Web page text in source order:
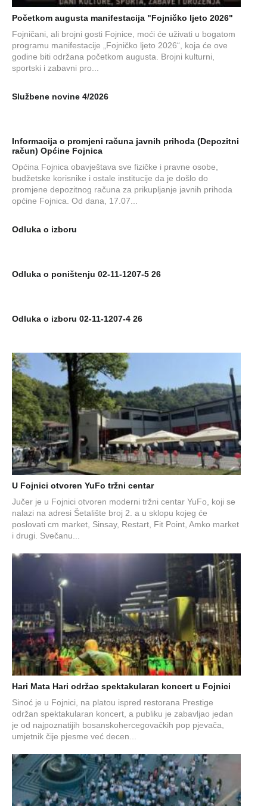
Početkom augusta manifestacija "Fojničko ljeto 2026"
Fojničani, ali brojni gosti Fojnice, moći će uživati u bogatom
programu manifestacije „Fojničko ljeto 2026“, koja će ove
godine biti održana početkom augusta. Brojni kulturni,
sportski i zabavni pro...
Službene novine 4/2026
Informacija o promjeni računa javnih prihoda (Depozitni
račun) Općine Fojnica
Općina Fojnica obavještava sve fizičke i pravne osobe,
budžetske korisnike i ostale institucije da je došlo do
promjene depozitnog računa za prikupljanje javnih prihoda
općine Fojnica. Od dana, 17.07...
Odluka o izboru
Odluka o poništenju 02-11-1207-5 26
Odluka o izboru 02-11-1207-4 26
U Fojnici otvoren YuFo tržni centar
Jučer je u Fojnici otvoren moderni tržni centar YuFo, koji se
nalazi na adresi Šetalište broj 2. a u sklopu kojeg će
poslovati cm market, Sinsay, Restart, Fit Point, Amko market
i drugi. Svečanu...
Hari Mata Hari održao spektakularan koncert u Fojnici
Sinoć je u Fojnici, na platou ispred restorana Prestige
održan spektakularan koncert, a publiku je zabavljao jedan
je od najpoznatijih bosanskohercegovačkih pop pjevača,
umjetnik čije pjesme već decen...